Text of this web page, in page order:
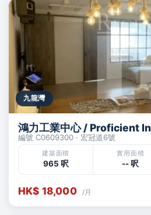
九龍灣
鴻力工業中心 / Proficient
編號 C0609300 · 宏冠道6號
建築面積
965 呎
實用面積
-- 呎
HK$ 18,000 /月